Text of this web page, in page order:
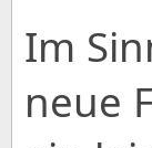
Im
neue